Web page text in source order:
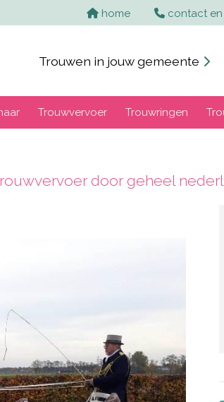
home contact
Trouwen in jouw gemeente
Trouwvervoer Trouwringen
door geheel